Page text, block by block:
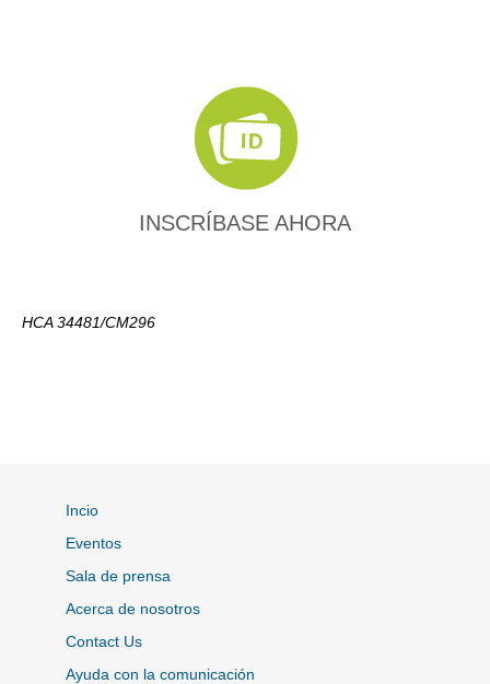
INSCRÍBASE AHORA
HCA 34481/CM296
Incio
Eventos
Sala de prensa
Acerca de nosotros
Contact Us
Ayuda con la comunicación